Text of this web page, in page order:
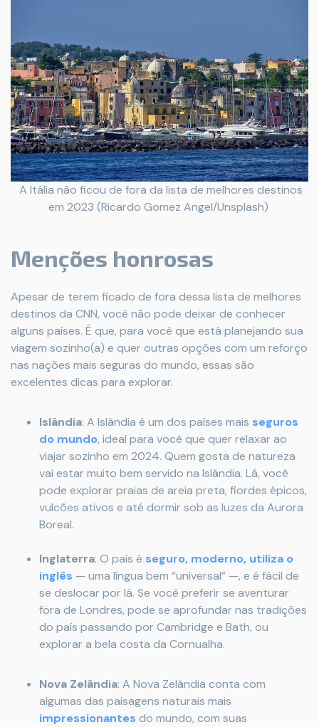
A Itália não ficou de fora da lista de melhores destinos
em 2023 (Ricardo Gomez Angel/Unsplash)
Menções honrosas
Apesar de terem ficado de fora dessa lista de melhores
destinos da CNN, você não pode deixar de conhecer
alguns países. É que, para você que está planejando sua
viagem sozinho(a) e quer outras opções com um reforço
nas nações mais seguras do mundo, essas são
excelentes dicas para explorar.
Islândia: A Islândia é um dos países mais seguros
do mundo, ideal para você que quer relaxar ao
viajar sozinho em 2024. Quem gosta de natureza
vai estar muito bem servido na Islândia. Lá, você
pode explorar praias de areia preta, fiordes épicos,
vulcões ativos e até dormir sob as luzes da Aurora
Boreal.
Inglaterra: O país é seguro, moderno, utiliza o
inglês — uma língua bem “universal” —, e é fácil de
se deslocar por lá. Se você preferir se aventurar
fora de Londres, pode se aprofundar nas tradições
do país passando por Cambridge e Bath, ou
explorar a bela costa da Cornualha.
Nova Zelândia: A Nova Zelândia conta com
algumas das paisagens naturais mais
impressionantes do mundo, com suas